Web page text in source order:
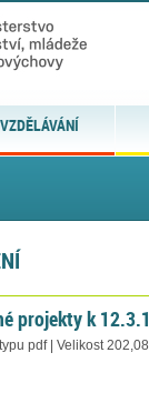
VZDĚLÁVÁNÍ
projekty k
pdf | Velikost